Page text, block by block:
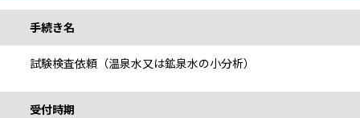
手続き名
試験検査依頼（温泉水又は鉱泉水の小分析）
受付時期